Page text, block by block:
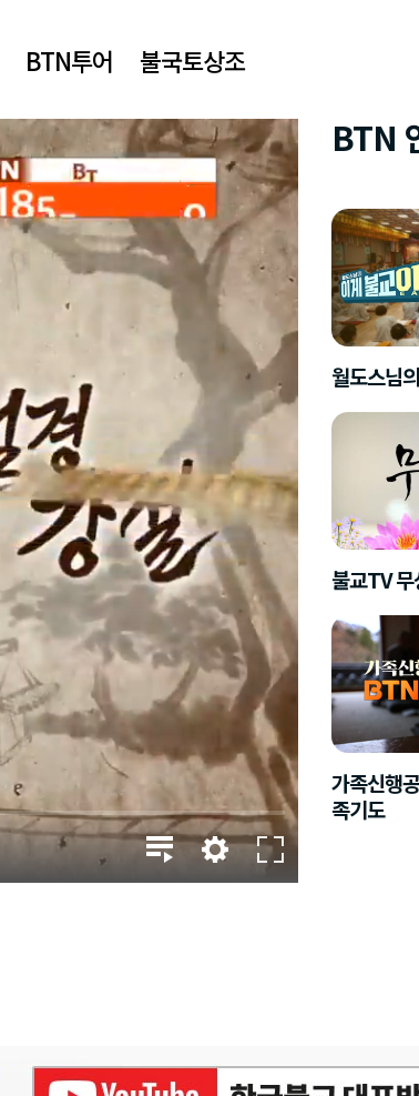
BTN투어 불국토상조
정
BTN
월도스님
불교TV
가족신행
족기도